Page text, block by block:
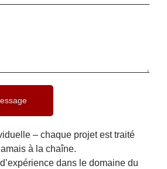
– chaque projet est traité
à la chaîne.
dans le domaine du